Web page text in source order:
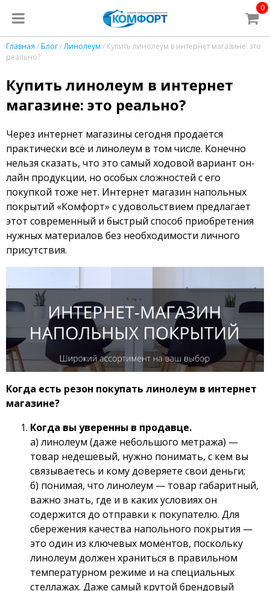
0
Главная /Блог/Линолеум / Купить линолеум в интернет магазине: это
реально?
Купить линолеум в интернет
магазине: это реально?
Через интернет магазины сегодня продаётся
практически всё и линолеум в том числе. Конечно
нельзя сказать, что это самый ходовой вариант он-
лайн продукции, но особых сложностей с его
покупкой тоже нет. Интернет магазин напольных
покрытий «Комфорт» с удовольствием предлагает
этот современный и быстрый способ приобретения
нужных материалов без необходимости личного
присутствия.
Когда есть резон покупать линолеум в интернет
магазине?
Когда вы уверенны в продавце.
а) линолеум (даже небольшого метража) —
товар недешевый, нужно понимать, с кем вы
связываетесь и кому доверяете свои деньги;
б) понимая, что линолеум — товар габаритный,
важно знать, где и в каких условиях он
содержится до отправки к покупателю. Для
сбережения качества напольного покрытия —
это один из ключевых моментов, поскольку
линолеум должен храниться в правильном
температурном режиме и на специальных
стеллажах. Даже самый крутой брендовый